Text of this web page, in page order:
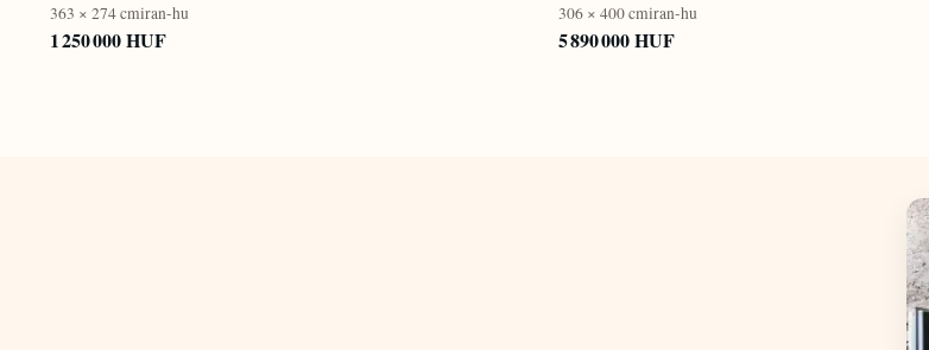
363 × 274 cmiran-hu
1 250 000 HUF
306 × 400 cmiran-hu
5 890 000 HUF